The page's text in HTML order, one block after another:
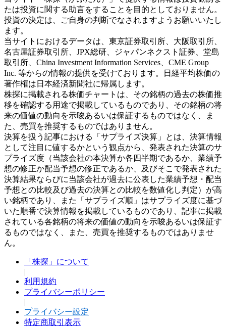
たは投資に関する助言をすることを目的としておりません。
投資の決定は、ご自身の判断でなされますようお願いいたし
ます。
当サイトにおけるデータは、東京証券取引所、大阪取引所、
名古屋証券取引所、JPX総研、ジャパンネクスト証券、堂島
取引所、China Investment Information Services、CME Group
Inc. 等からの情報の提供を受けております。日経平均株価の
著作権は日本経済新聞社に帰属します。
株探に掲載される株価チャートは、その銘柄の過去の株価推
移を確認する用途で掲載しているものであり、その銘柄の将
来の価値の動向を示唆あるいは保証するものではなく、ま
た、売買を推奨するものではありません。
決算を扱う記事における「サプライズ決算」とは、決算情報
として注目に値するかという観点から、発表された決算のサ
プライズ度（当該会社の本決算か各四半期であるか、業績予
想の修正か配当予想の修正であるか、及びそこで発表された
決算結果ならびに当該会社が過去に公表した業績予想・配当
予想との比較及び過去の決算との比較を数値化し判定）が高
い銘柄であり、また「サプライズ順」はサプライズ度に基づ
いた順番で決算情報を掲載しているものであり、記事に掲載
されている各銘柄の将来の価値の動向を示唆あるいは保証す
るものではなく、また、売買を推奨するものではありませ
ん。
「株探」について
|
利用規約
プライバシーポリシー
|
プライバシー設定
特定商取引表示